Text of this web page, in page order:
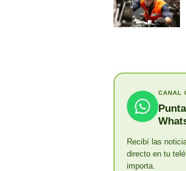
CANAL
Recibí las
directo en tu
importa.